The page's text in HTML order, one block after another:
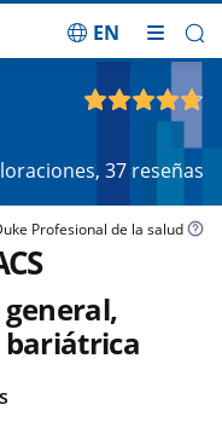
EN
37 reseñas
Profesional de la salud
bariátrica